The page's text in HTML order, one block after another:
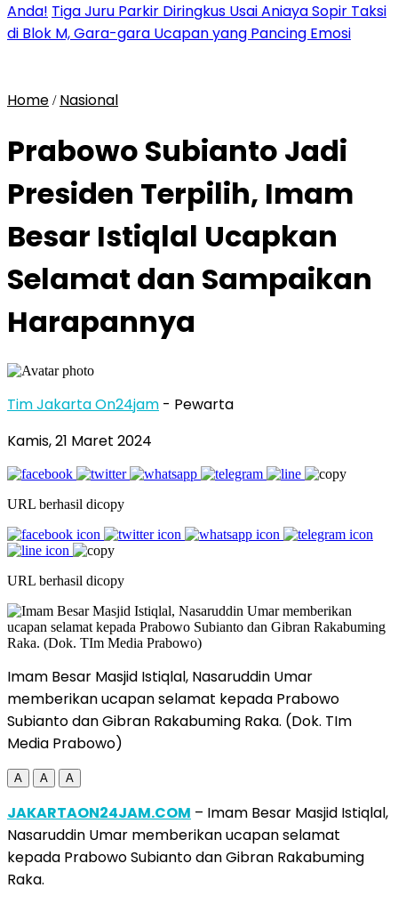
Anda! Tiga Juru Parkir Diringkus Usai Aniaya Sopir Taksi
di Blok M, Gara-gara Ucapan yang Pancing Emosi
Home / Nasional
Prabowo Subianto Jadi
Presiden Terpilih, Imam
Besar Istiqlal Ucapkan
Selamat dan Sampaikan
Harapannya
Tim Jakarta On24jam - Pewarta
Kamis, 21 Maret 2024
URL berhasil dicopy
URL berhasil dicopy
Imam Besar Masjid Istiqlal, Nasaruddin Umar
memberikan ucapan selamat kepada Prabowo
Subianto dan Gibran Rakabuming Raka. (Dok. TIm
Media Prabowo)
A A A
JAKARTAON24JAM.COM – Imam Besar Masjid Istiqlal,
Nasaruddin Umar memberikan ucapan selamat
kepada Prabowo Subianto dan Gibran Rakabuming
Raka.